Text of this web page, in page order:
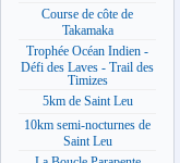
Course de côte de
Takamaka
Trophée Océan Indien -
Défi des Laves - Trail des
Timizes
5km de Saint Leu
10km semi-nocturnes de
Saint Leu